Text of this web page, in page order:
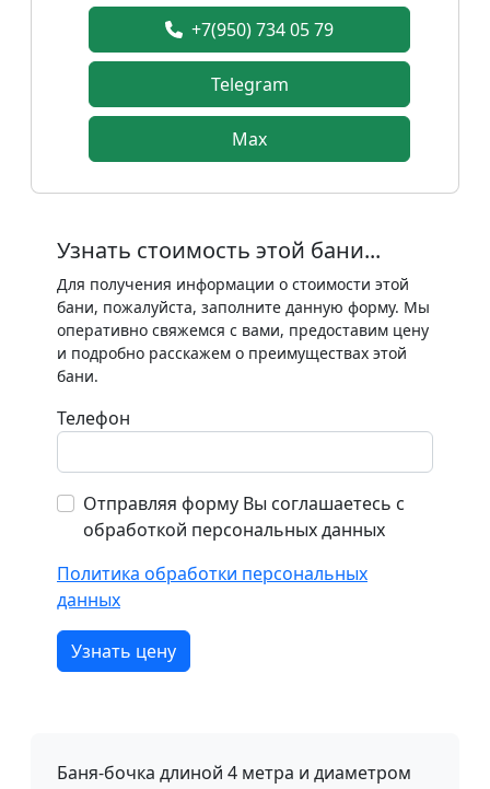
+7(950) 734 05 79
Telegram
Max
Узнать стоимость этой бани...
Для получения информации о стоимости этой
бани, пожалуйста, заполните данную форму. Мы
оперативно свяжемся с вами, предоставим цену
и подробно расскажем о преимуществах этой
бани.
Телефон
Отправляя форму Вы соглашаетесь с
обработкой персональных данных
Политика обработки персональных
данных
Узнать цену
Баня-бочка длиной 4 метра и диаметром